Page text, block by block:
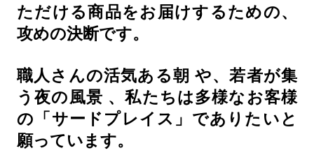
ただける商品をお届けするための、
攻めの決断です。
職人さんの活気ある朝 や、若者が集
う夜の風景 、私たちは多様なお客様
の「サードプレイス」でありたいと
願っています。